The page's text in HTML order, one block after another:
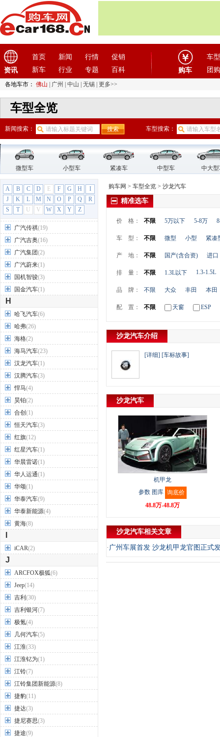
资讯
首页 新闻 行情
促销
新车
行业 专题 百科 购车
车型
团购
各地车市： 佛山 广州 中山 无锡 更多>>
车型全览
新闻搜索： 车型搜索：
微型车 小型车 紧凑车 中型车 中大
A B C D E F G H
I
J
K L M N O P Q
R
S
T U V W X Y Z
东风瑞泰特(1)
东风小康(11)
东风奕派(1)
东南(12)
F
法拉利 (10)
方程豹(1)
菲亚特 (9)
丰田(60)
枫叶汽车(2)
福汽启腾
福特(31)
G
GMC(4)
观致(3)
广汽传祺(19)
广汽吉奥(16)
广汽集团(2)
广汽蔚来(1)
国机智骏(3)
国金汽车(1)
H
哈飞汽车(6)
哈弗(26)
海格(2)
海马汽车(23)
汉龙汽车(1)
汉腾汽车(3)
悍马(4)
昊铂(2)
合创 (1)
恒天汽车(3)
红旗(12)
红星汽车(1)
华晨雷诺(1)
华人运通(1)
华颂(1)
华泰汽车(9)
华泰新能源(4)
黄海(8)
iCAR(2)
J
ARCFOX极狐(6)
Jeep(14)
吉利 (30)
吉利银河(7)
极氪(4)
几何汽车(5)
江淮(33)
江淮钇为(1)
江铃(7)
江铃集团新能源(8)
捷豹(11)
捷达(3)
捷尼赛思(3)
捷途(9)
购车网 > 车型全览 > 沙龙汽车
精准选车
价 格： 不限 5万以下 5-8万
车 型： 不限 微型 小型 紧凑
产 地： 不限 国产(含合资) 进口
排 量： 不限 1.3L以下 1.3-1.5L
品 牌： 不限 大众 丰田 本田
配 置： 不限 天窗 ESP
沙龙汽车介绍
[详细] [车标故事]
沙龙汽车
机甲龙
参数 图库 询底价
48.8万-48.8万
沙龙汽车相关文章
· 广州车展首发 沙龙机甲龙官图正式